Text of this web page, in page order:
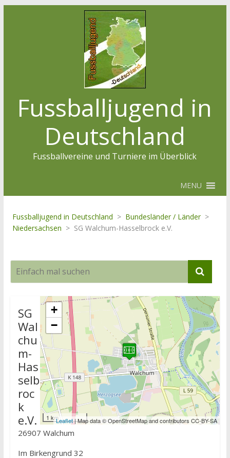
Fussballjugend in
Deutschland
Fussballvereine und Turniere im Überblick
MENU
Fussballjugend in Deutschland > Bundesländer / Länder >
Niedersachsen > SG Walchum-Hasselbrock e.V.
+
−
1 kmLeaflet| Map data © OpenStreetMap and contributors CC-BY-SA
SG
Wal
chu
m-
Has
selb
roc
k
e.V.
26907 Walchum
Im Birkengrund 32